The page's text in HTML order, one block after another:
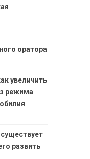
оратора
увеличить
режима
развить